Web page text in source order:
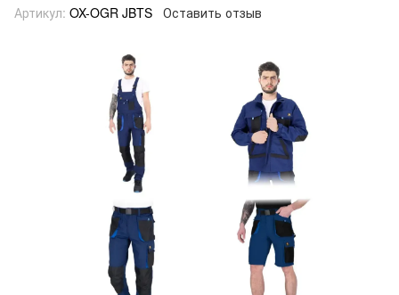
Артикул: OX-OGR JBTS Оставить отзыв